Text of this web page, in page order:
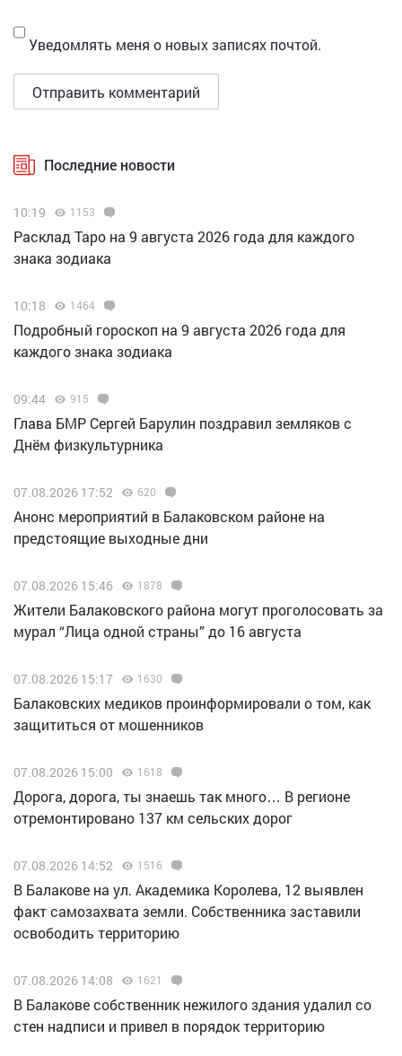
Уведомлять меня о новых записях почтой.
Последние новости
10:19 1153
Расклад Таро на 9 августа 2026 года для каждого
знака зодиака
10:18 1464
Подробный гороскоп на 9 августа 2026 года для
каждого знака зодиака
09:44 915
Глава БМР Сергей Барулин поздравил земляков с
Днём физкультурника
07.08.2026 17:52 620
Анонс мероприятий в Балаковском районе на
предстоящие выходные дни
07.08.2026 15:46 1878
Жители Балаковского района могут проголосовать за
мурал “Лица одной страны” до 16 августа
07.08.2026 15:17 1630
Балаковских медиков проинформировали о том, как
защититься от мошенников
07.08.2026 15:00 1618
Дорога, дорога, ты знаешь так много… В регионе
отремонтировано 137 км сельских дорог
07.08.2026 14:52 1516
В Балакове на ул. Академика Королева, 12 выявлен
факт самозахвата земли. Собственника заставили
освободить территорию
07.08.2026 14:08 1621
В Балакове собственник нежилого здания удалил со
стен надписи и привел в порядок территорию